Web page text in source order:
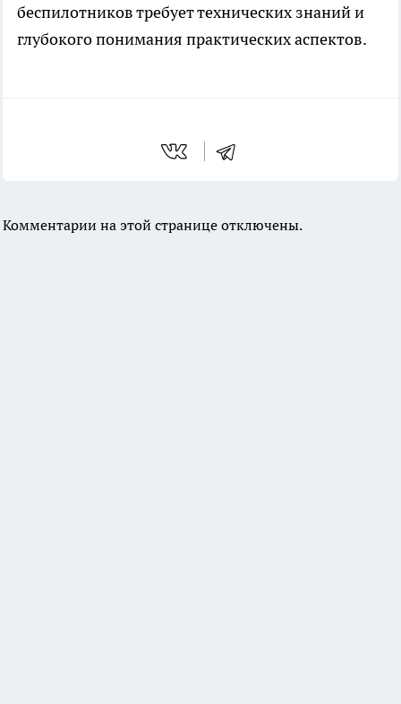
беспилотников требует технических знаний и
глубокого понимания практических аспектов.
Комментарии на этой странице отключены.